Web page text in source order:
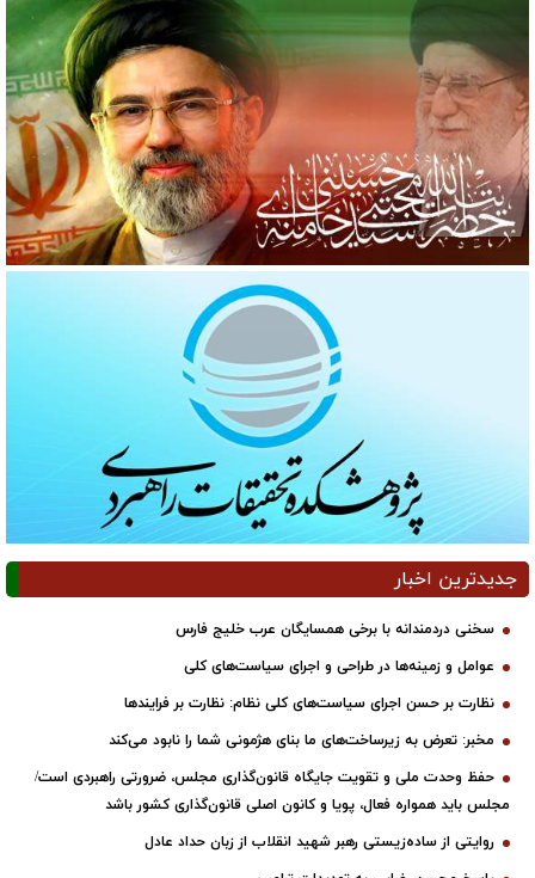
جدیدترین اخبار
سخنی دردمندانه با برخی همسایگان عرب خلیج فارس
عوامل و زمینه‌ها در طراحی و اجرای سیاست‌های کلی
نظارت بر حسن اجرای سیاست‌های کلی نظام: نظارت بر فرایندها
مخبر: تعرض به زیرساخت‌های ما بنای هژمونی شما را نابود می‌کند
حفظ وحدت ملی و تقویت جایگاه قانون‌گذاری مجلس، ضرورتی راهبردی است/
مجلس باید همواره فعال، پویا و کانون اصلی قانون‌گذاری کشور باشد
روایتی از ساده‌زیستی رهبر شهید انقلاب از زبان حداد عادل